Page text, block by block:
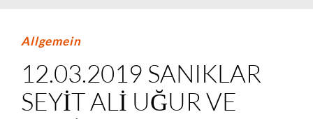
Allgemein
12.03.2019 SANIKLAR
SEYIT ALI UĞUR VE